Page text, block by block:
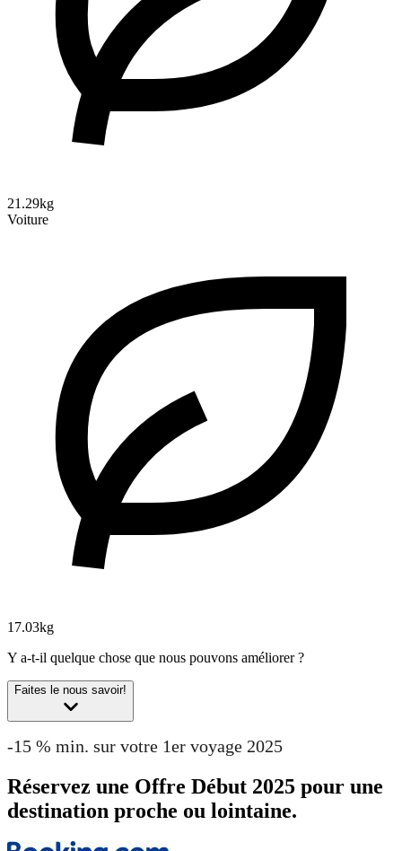
21.29kg
Voiture
17.03kg
Y a-t-il quelque chose que nous pouvons améliorer ?
Faites le nous savoir!
-15 % min. sur votre 1er voyage 2025
Réservez une Offre Début 2025 pour une
destination proche ou lointaine.